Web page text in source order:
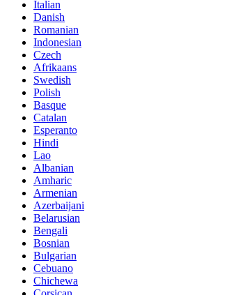
Italian
Danish
Romanian
Indonesian
Czech
Afrikaans
Swedish
Polish
Basque
Catalan
Esperanto
Hindi
Lao
Albanian
Amharic
Armenian
Azerbaijani
Belarusian
Bengali
Bosnian
Bulgarian
Cebuano
Chichewa